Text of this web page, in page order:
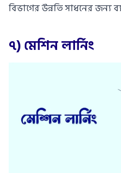
বিভাগের উন্নতি সাধনের জন্য
৭) মেশিন লার্নিং